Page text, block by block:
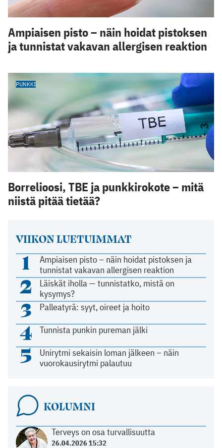
VIIKON LUETUIMMAT
1
Ampiaisen pisto – näin hoidat pistoksen ja
tunnistat vakavan allergisen reaktion
2
Läiskät iholla — tunnistatko, mistä on
kysymys?
3 Palleatyrä: syyt, oireet ja hoito
4 Tunnista punkin pureman jälki
5
Unirytmi sekaisin loman jälkeen – näin
vuorokausirytmi palautuu
KOLUMNI
Terveys on osa turvallisuutta
26.04.2026 15:32
Ampiaisen pisto – näin hoidat pistoksen
ja tunnistat vakavan allergisen reaktion
PUNKKI
Borrelioosi, TBE ja punkkirokote – mitä
niistä pitää tietää?